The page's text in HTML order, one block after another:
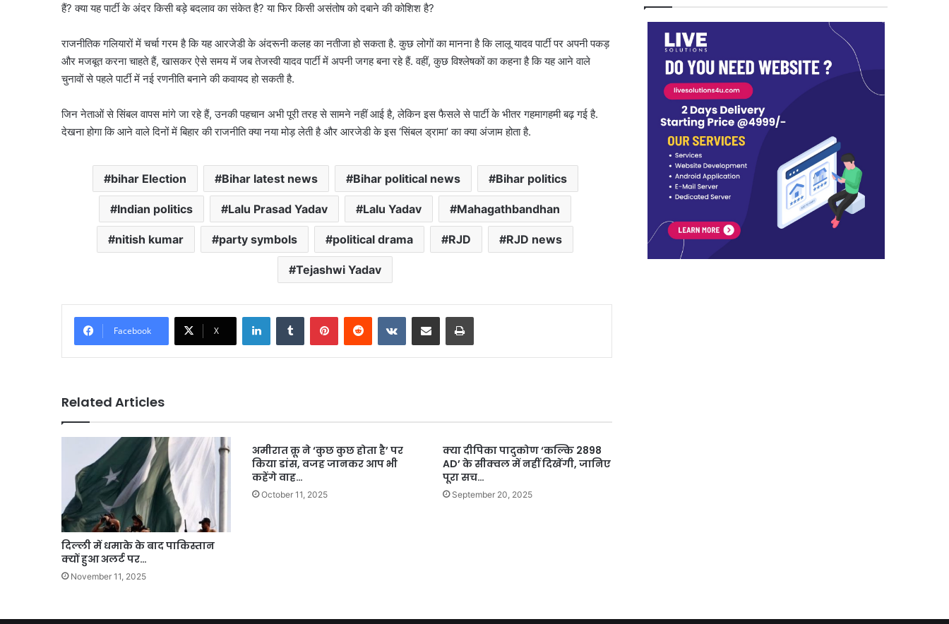
हैं? क्या यह पार्टी के अंदर किसी बड़े बदलाव का संकेत है? या फिर किसी असंतोष को दबाने की कोशिश है?
राजनीतिक गलियारों में चर्चा गरम है कि यह आरजेडी के अंदरूनी कलह का नतीजा हो सकता है. कुछ लोगों का मानना है कि लालू यादव पार्टी पर अपनी पकड़
और मजबूत करना चाहते हैं, खासकर ऐसे समय में जब तेजस्वी यादव पार्टी में अपनी जगह बना रहे हैं. वहीं, कुछ विश्लेषकों का कहना है कि यह आने वाले
चुनावों से पहले पार्टी में नई रणनीति बनाने की कवायद हो सकती है.
जिन नेताओं से सिंबल वापस मांगे जा रहे हैं, उनकी पहचान अभी पूरी तरह से सामने नहीं आई है, लेकिन इस फैसले से पार्टी के भीतर गहमागहमी बढ़ गई है.
देखना होगा कि आने वाले दिनों में बिहार की राजनीति क्या नया मोड़ लेती है और आरजेडी के इस ‘सिंबल ड्रामा’ का क्या अंजाम होता है.
bihar Election Bihar latest news Bihar political news Bihar politics
Indian politics Lalu Prasad Yadav Lalu Yadav Mahagathbandhan
nitish kumar party symbols political drama RJD RJD news
Tejashwi Yadav
Facebook X
LinkedInTumblr PinterestReddit VKontakteShare via Email Print
Related Articles
दिल्ली में धमाके के बाद पाकिस्तान
क्यों हुआ अलर्ट पर…
November 11, 2025
अमीरात क्रू ने ‘कुछ कुछ होता है’ पर
किया डांस, वजह जानकर आप भी
कहेंगे वाह…
October 11, 2025
क्या दीपिका पादुकोण ‘कल्कि 2898
AD’ के सीक्वल में नहीं दिखेंगी, जानिए
पूरा सच…
September 20, 2025